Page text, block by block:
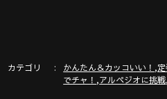
カテゴリ かんたん＆カッコいい！ ,
でチャ！ ,アルペジオに挑戦,